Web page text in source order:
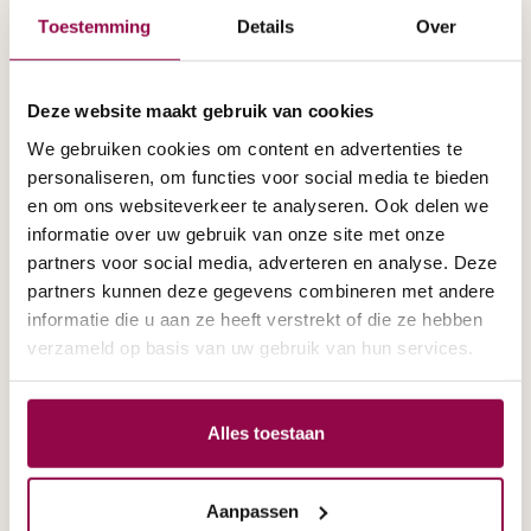
Toestemming Details Over
Deze website maakt gebruik van cookies
We gebruiken cookies om content en advertenties te
personaliseren, om functies voor social media te bieden
en om ons websiteverkeer te analyseren. Ook delen we
informatie over uw gebruik van onze site met onze
partners voor social media, adverteren en analyse. Deze
partners kunnen deze gegevens combineren met andere
informatie die u aan ze heeft verstrekt of die ze hebben
verzameld op basis van uw gebruik van hun services.
Alles toestaan
Aanpassen
Openingstijden
Di t/m vr: 10.00 - 17.00 uur
zaterdag 10:00 - 16.00 uur
075 204 00 35
Bezoek aan huis
Thuisdemonstratie
Wij komen graag naar u toe
info@scootmobielspecialist.nl